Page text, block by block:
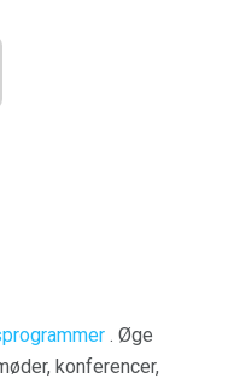
. Øge
konferencer,